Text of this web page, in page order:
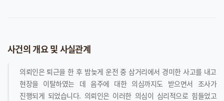
사건의 개요 및 사실관계
의뢰인은 퇴근을 한 후 밤늦게 운전 중 삼거리에서 경미한 사고를 내고
현장을 이탈하였는 데 음주에 대한 의심까지도 받으면서 조사가
진행되게 되었습니다. 의뢰인은 이러한 의심이 심리적으로 힘들었고